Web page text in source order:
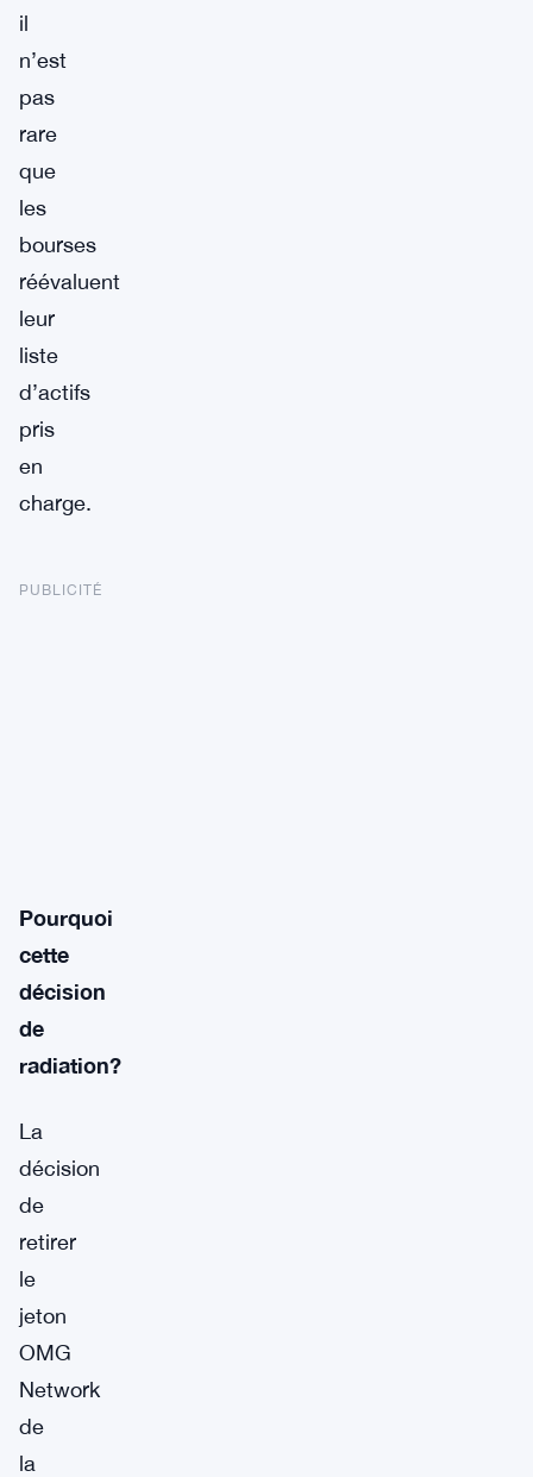
il
n’est
pas
rare
que
les
bourses
réévaluent
leur
liste
d’actifs
pris
en
charge.
PUBLICITÉ
Pourquoi
cette
décision
de
radiation?
La
décision
de
retirer
le
jeton
OMG
Network
de
la